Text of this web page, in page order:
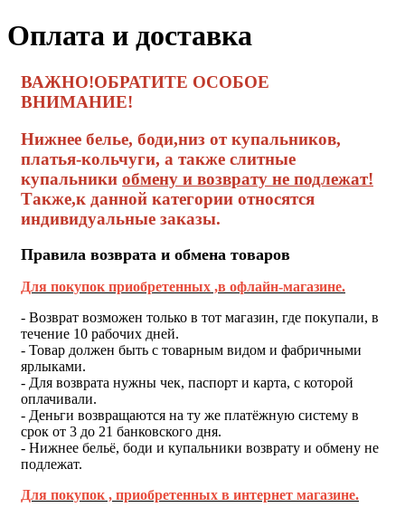
Оплата и доставка
ВАЖНО!ОБРАТИТЕ ОСОБОЕ
ВНИМАНИЕ!
Нижнее белье, боди,низ от купальников,
платья-кольчуги, а также слитные
купальники обмену и возврату не подлежат!
Также,к данной категории относятся
индивидуальные заказы.
Правила возврата и обмена товаров
Для покупок приобретенных ,в офлайн-магазине.
- Возврат возможен только в тот магазин, где покупали, в
течение 10 рабочих дней.
- Товар должен быть с товарным видом и фабричными
ярлыками.
- Для возврата нужны чек, паспорт и карта, с которой
оплачивали.
- Деньги возвращаются на ту же платёжную систему в
срок от 3 до 21 банковского дня.
- Нижнее бельё, боди и купальники возврату и обмену не
подлежат.
Для покупок , приобретенных в интернет магазине.